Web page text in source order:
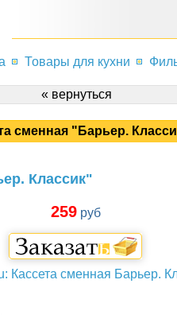
Товары для кухни
« вернуться
сменная "Барьер.
Классик"
259руб